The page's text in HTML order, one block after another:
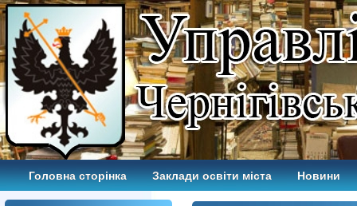
Головна сторінка Заклади освіти міста Новини